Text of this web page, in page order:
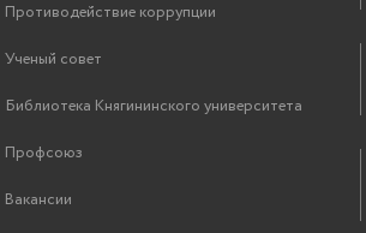
Противодействие коррупции
Ученый совет
Библиотека Княгининского университета
Профсоюз
Вакансии